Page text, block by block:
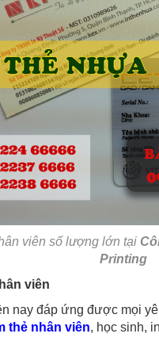
viên số lượng lớn tại
Printing
viên
nay đáp ứng được mọi
thẻ nhân viên, học sinh,